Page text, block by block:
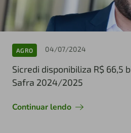
AGRO 04/07/2024
Sicredi disponibiliza R$ 66,5
Safra 2024/2025
Continuar lendo